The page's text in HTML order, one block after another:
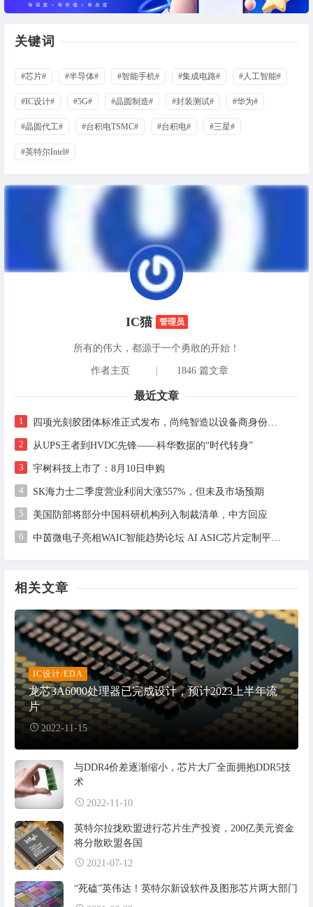
关键词
#芯片# #半导体# #智能手机# #集成电路# #人工智能#
#IC设计# #5G# #晶圆制造# #封装测试# #华为#
#晶圆代工# #台积电TSMC# #台积电# #三星#
#英特尔Intel#
IC猫 管理员
所有的伟大，都源于一个勇敢的开始！
作者主页 1846 篇文章
最近文章
1 四项光刻胶团体标准正式发布，尚纯智造以设备商身份跻身标准起草席
2 从UPS王者到HVDC先锋——科华数据的“时代转身”
3 宇树科技上市了：8月10日申购
4 SK海力士二季度营业利润大涨557%，但未及市场预期
5 美国防部将部分中国科研机构列入制裁清单，中方回应
6 中茵微电子亮相WAIC智能趋势论坛 AI ASIC芯片定制平台赋能工业AI落地
相关文章
IC设计/EDA
龙芯3A6000处理器已完成设计，预计2023上半年流
片
2022-11-15
与DDR4价差逐渐缩小，芯片大厂全面拥抱DDR5技
术
2022-11-10
英特尔拉拢欧盟进行芯片生产投资，200亿美元资金
将分散欧盟各国
2021-07-12
“死磕”英伟达！英特尔新设软件及图形芯片两大部门